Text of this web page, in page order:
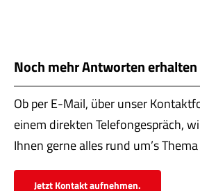
Noch mehr Antworten
Ob per E-Mail, über unser
einem direkten Telefongespräch,
Ihnen gerne alles rund um’s
Jetzt Kontakt aufnehmen.